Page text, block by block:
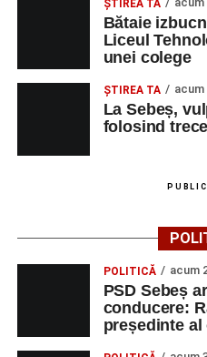
ŞTIREA TA
Bătaie
Liceul
unei colege
ŞTIREA TA acum
La Sebeș,
folosind
POLITICĂ acum
PSD Sebeș
conducere:
președinte